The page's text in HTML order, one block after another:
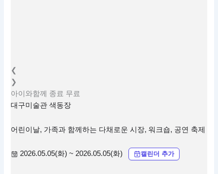
❮
❯
아이와함께 종료 무료
대구미술관 색동장
어린이날, 가족과 함께하는 다채로운 시장, 워크숍, 공연 축제
2026.05.05(화) ~ 2026.05.05(화) 캘린더 추가